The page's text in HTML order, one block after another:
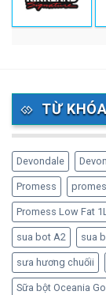
TỪ
Devondale
Promess
Promess Low Fat 1L
sua bot A2 sua
sưa hương chuốii
Sữa bột Oceania